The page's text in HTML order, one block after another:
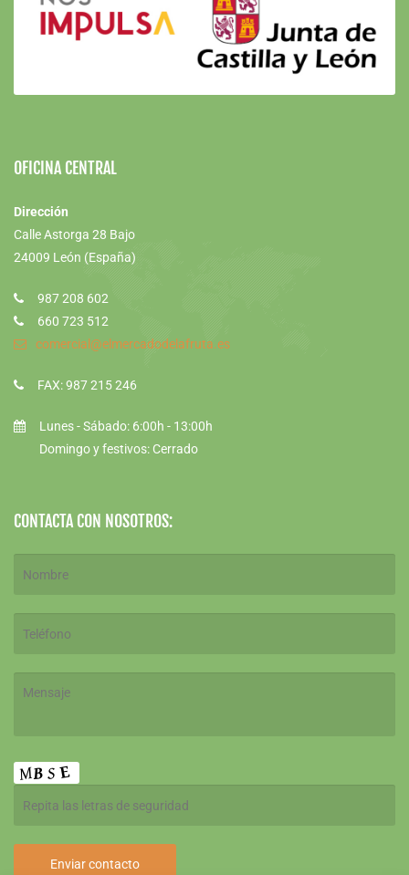
OFICINA CENTRAL
Dirección
Calle Astorga 28 Bajo
24009 León (España)
987 208 602
660 723 512
comercial@elmercadodelafruta.es
FAX: 987 215 246
Lunes - Sábado: 6:00h - 13:00h
Domingo y festivos: Cerrado
CONTACTA CON NOSOTROS: